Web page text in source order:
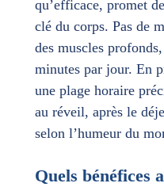
qu’efficace, promet
clé du corps. Pas de
des muscles
minutes par jour. En
une plage horaire
au réveil, après le
selon l’humeur du
Quels bénéfices